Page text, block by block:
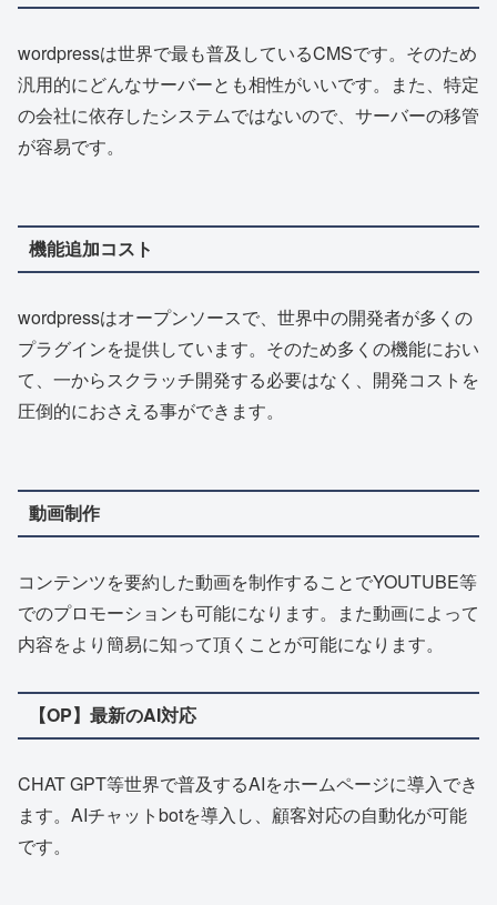
wordpressは世界で最も普及しているCMSです。そのため
汎用的にどんなサーバーとも相性がいいです。また、特定
の会社に依存したシステムではないので、サーバーの移管
が容易です。
機能追加コスト
wordpressはオープンソースで、世界中の開発者が多くの
プラグインを提供しています。そのため多くの機能におい
て、一からスクラッチ開発する必要はなく、開発コストを
圧倒的におさえる事ができます。
動画制作
コンテンツを要約した動画を制作することでYOUTUBE等
でのプロモーションも可能になります。また動画によって
内容をより簡易に知って頂くことが可能になります。
【OP】最新のAI対応
CHAT GPT等世界で普及するAIをホームページに導入でき
ます。AIチャットbotを導入し、顧客対応の自動化が可能
です。